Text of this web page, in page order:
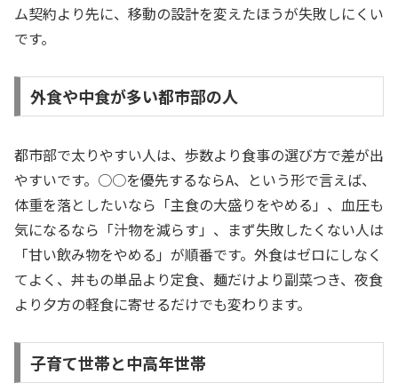
ム契約より先に、移動の設計を変えたほうが失敗しにくい
です。
外食や中食が多い都市部の人
都市部で太りやすい人は、歩数より食事の選び方で差が出
やすいです。○○を優先するならA、という形で言えば、
体重を落としたいなら「主食の大盛りをやめる」、血圧も
気になるなら「汁物を減らす」、まず失敗したくない人は
「甘い飲み物をやめる」が順番です。外食はゼロにしなく
てよく、丼もの単品より定食、麺だけより副菜つき、夜食
より夕方の軽食に寄せるだけでも変わります。
子育て世帯と中高年世帯